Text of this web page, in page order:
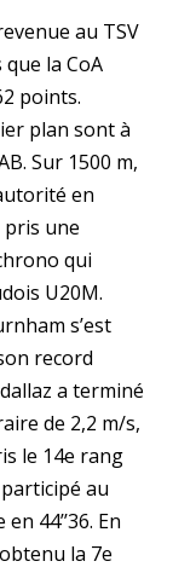
au TSV
la CoA
points.
plan sont à
Sur 1500 m,
en
pris une
qui
U20M.
s’est
record
a terminé
de 2,2 m/s,
le 14e rang
participé au
44’’36. En
la 7e